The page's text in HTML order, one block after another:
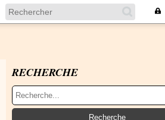
RECHERCHE